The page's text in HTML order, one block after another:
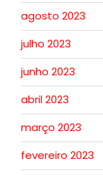
agosto 2023
julho 2023
junho 2023
abril 2023
março 2023
fevereiro 2023